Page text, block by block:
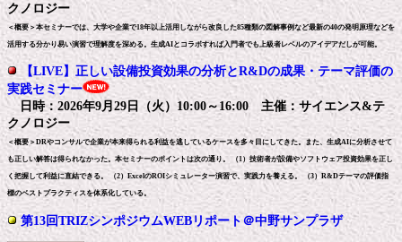
クノロジー
＜概要＞本セミナーでは、大学や企業で18年以上活用しながら改良した85種類の図解事例など最新の40の発明原理などを
活用する分かり易い演習で理解度を深める。生成AIとコラボすれば入門者でも上級者レベルのアイデアだしが可能。
【LIVE】正しい設備投資効果の分析とR&Dの成果・テーマ評価の
実践セミナー
日時：2026年9月29日（火）10:00～16:00 主催：サイエンス&テ
クノロジー
＜概要＞DRやコンサルで企業が本来得られる利益を逃しているケースを多々目にしてきた。また、生成AIに分析させて
も正しい解答は得られなかった。本セミナーのポイントは次の通り。 （1）技術者が設備やソフトウェア投資効果を正し
く把握して利益に直結できる。 （2）ExcelのROIシミュレーター演習で、実践力を養える。 （3）R&Dテーマの評価指
標のベストプラクティスを体系化している。
第13回TRIZシンポジウムWEBリポート＠中野サンプラザ